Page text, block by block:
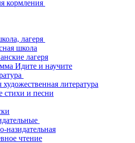
кормления
лагеря
школа
лагеря
Идите и научите
художественная литература
стихи и песни
назидательная
чтение